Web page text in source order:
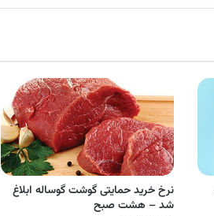
نرخ خرید حمایتی گوشت گوساله ابلاغ
شد – هشت صبح